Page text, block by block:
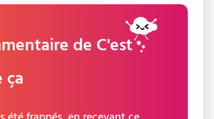
de C'est
ça